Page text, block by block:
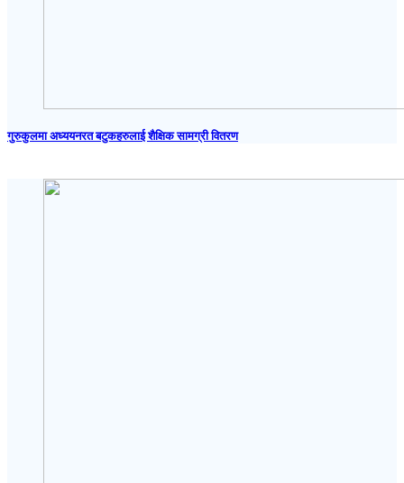
गुरुकुलमा अध्ययनरत बटुकहरुलाई शैक्षिक सामग्री वितरण